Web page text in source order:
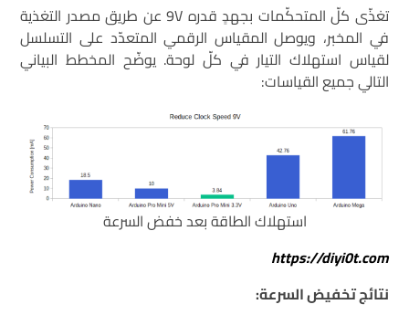
تغذّى كلّ المتحكّمات بجهدٍ قدره 9V عن طريق مصدر التغذية
في المخبر، ويوصل المقياس الرقمي المتعدّد على التسلسل
لقياس استهلاك التيار في كلّ لوحة. يوضّح المخطط البياني
التالي جميع القياسات:
استهلاك الطاقة بعد خفض السرعة
https://diyi0t.com
نتائج تخفيض السرعة: